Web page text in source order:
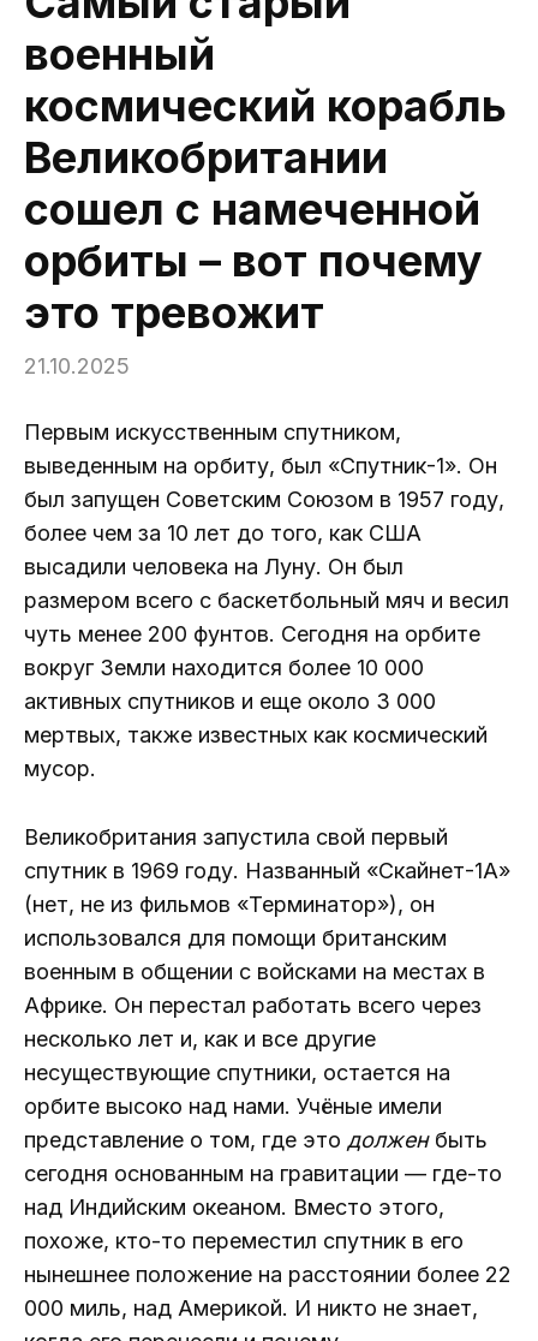
военный
космический корабль
Великобритании
сошел с намеченной
орбиты – вот почему
это тревожит
21.10.2025
Первым искусственным спутником,
выведенным на орбиту, был «Спутник-1». Он
был запущен Советским Союзом в 1957 году,
более чем за 10 лет до того, как США
высадили человека на Луну. Он был
размером всего с баскетбольный мяч и весил
чуть менее 200 фунтов. Сегодня на орбите
вокруг Земли находится более 10 000
активных спутников и еще около 3 000
мертвых, также известных как космический
мусор.
Великобритания запустила свой первый
спутник в 1969 году. Названный «Скайнет-1А»
(нет, не из фильмов «Терминатор»), он
использовался для помощи британским
военным в общении с войсками на местах в
Африке. Он перестал работать всего через
несколько лет и, как и все другие
несуществующие спутники, остается на
орбите высоко над нами. Учёные имели
представление о том, где это долженбыть
сегодня основанным на гравитации — где-то
над Индийским океаном. Вместо этого,
похоже, кто-то переместил спутник в его
нынешнее положение на расстоянии более 22
000 миль, над Америкой. И никто не знает,